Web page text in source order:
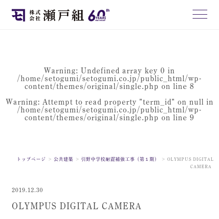
Warning: Undefined array key 0 in
/home/setogumi/setogumi.co.jp/public_html/wp-
content/themes/original/single.php on line 8
Warning: Attempt to read property "term_id" on null in
/home/setogumi/setogumi.co.jp/public_html/wp-
content/themes/original/single.php on line 9
トップページ 公共建築 引野中学校耐震補強工事（第１期）
OLYMPUS DIGITAL
CAMERA
2019.12.30
OLYMPUS DIGITAL CAMERA